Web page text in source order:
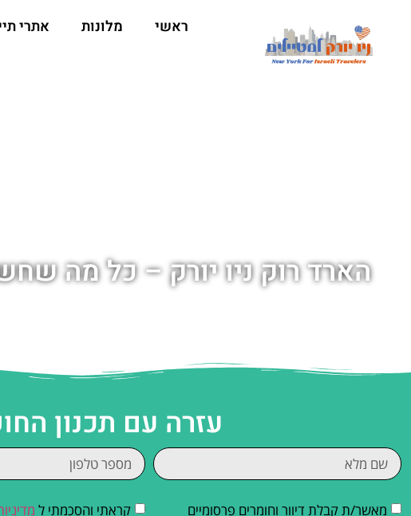
ראשי מלונות אתרי
הארד רוק ניו יורק – כל מה
עזרה עם תכנון
מאשר/ת קבלת דיוור וחומרים פרסומיים קראתי והסכמתי ל